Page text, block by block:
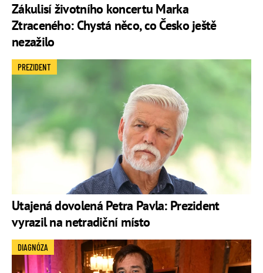
Zákulisí životního koncertu Marka
Ztraceného: Chystá něco, co Česko ještě
nezažilo
Utajená dovolená Petra Pavla: Prezident
vyrazil na netradiční místo
PREZIDENT
DIAGNÓZA